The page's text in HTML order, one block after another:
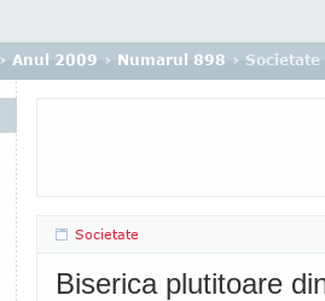
› Anul 2009 › Numarul 898 › Societate
Societate
Biserica plutitoare